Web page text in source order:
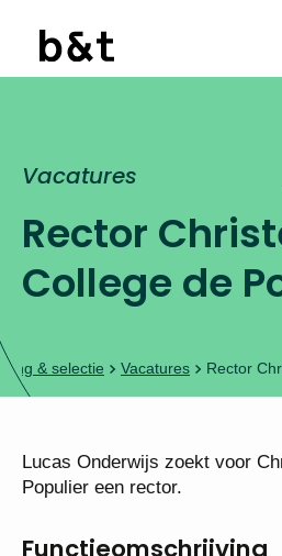
Rector
College de
Vacatures
& selectie Vacatures Rector
Lucas Onderwijs zoekt voor
Populier een rector.
Functieomschrijving